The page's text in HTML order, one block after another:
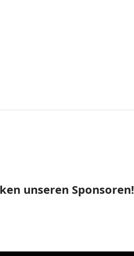
unseren Sponsoren!